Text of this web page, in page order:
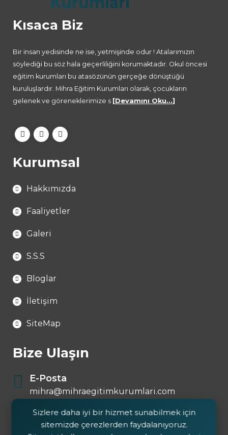
Kısaca Biz
Bir insan yedisinde ne ise, yetmişinde odur ! Atalarımızın
söylediği bu söz hala geçerliliğini korumaktadır. Okul öncesi
eğitim kurumları bu atasözünün gerçeğe dönüştüğü
kuruluşlardır. Mihra Eğitim Kurumları olarak, çocukların
gelenek ve göreneklerimize s [Devamını Oku...]
Kurumsal
Hakkımızda
Faaliyetler
Galeri
S.S.S
Bloglar
İletişim
SiteMap
Bize Ulaşın
E-Posta
mihra@mihraegitimkurumlari.com
Telefon
0 546 644 72 25
Sizlere daha iyi bir hizmet sunabilmek için
sitemizde çerezlerden faydalanıyoruz.